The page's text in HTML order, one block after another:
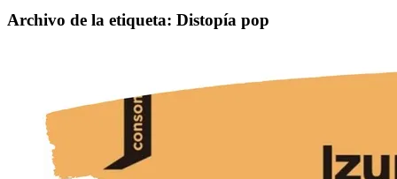
Archivo de la etiqueta: Distopía pop